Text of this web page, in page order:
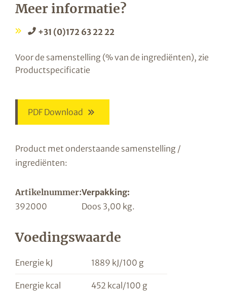
Meer informatie?
+31 (0)172 63 22 22
Voor de samenstelling (% van de ingrediënten), zie
Productspecificatie
PDF Download
Product met onderstaande samenstelling /
ingrediënten:
Artikelnummer:Verpakking:
392000
Doos 3,00 kg.
Voedingswaarde
Energie kJ 1889 kJ/100 g
Energie kcal 452 kcal/100 g